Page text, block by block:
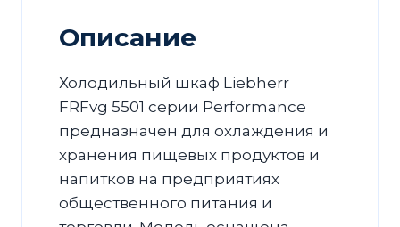
Описание
Холодильный шкаф Liebherr
FRFvg 5501 серии Performance
предназначен для охлаждения и
хранения пищевых продуктов и
напитков на предприятиях
общественного питания и